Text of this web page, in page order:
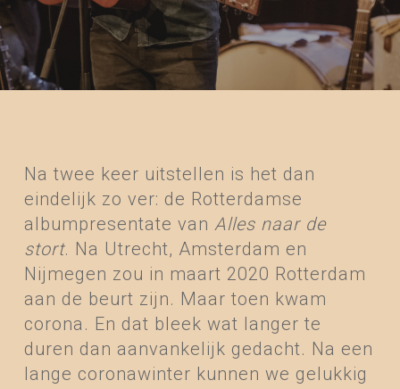
Na twee keer uitstellen is het dan
eindelijk zo ver: de Rotterdamse
albumpresentate van Alles naar de
stort. Na Utrecht, Amsterdam en
Nijmegen zou in maart 2020 Rotterdam
aan de beurt zijn. Maar toen kwam
corona. En dat bleek wat langer te
duren dan aanvankelijk gedacht. Na een
lange coronawinter kunnen we gelukkig